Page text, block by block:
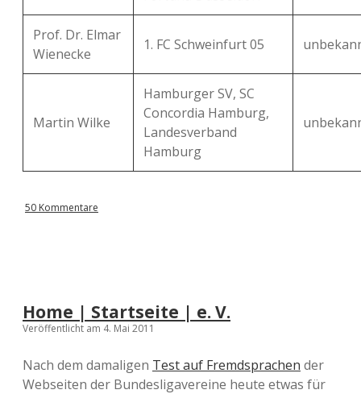
Prof. Dr. Elmar
Wienecke
1. FC Schweinfurt 05
Martin Wilke
Hamburger SV, SC
Concordia Hamburg,
Landesverband
Hamburg
50 Kommentare
Home | Startseite | e. V.
Veröffentlicht am 4. Mai 2011
Nach dem damaligen Test auf Fremdsprachen der
Webseiten der Bundesligavereine heute etwas für